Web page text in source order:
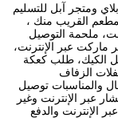
ومتجر آبل للتسليم
القريب منك ،
ملحمة التوصيل
ماركت عبر الإنترنت،
الكيك، طلب كعكة
الزفاف
والمناسبات توصيل
عبر الإنترنت وغير
الإنترنت والدفع